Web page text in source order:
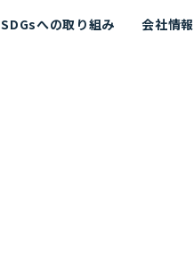
SDGsへの取り組み 会社情報